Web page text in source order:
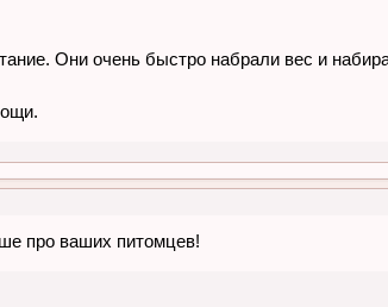
Они очень быстро набрали вес и
про ваших питомцев!